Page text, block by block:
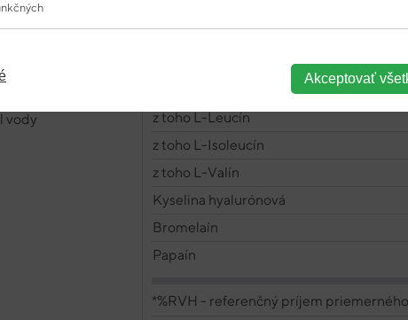
vody
Ovsená vláknina
z toho L-Leucín
z toho L-Isoleucín
z toho L-Valín
Kyselina hyalurónová
Bromelaín
Papaín
*%RVH - referenčný príjem
Akceptovať